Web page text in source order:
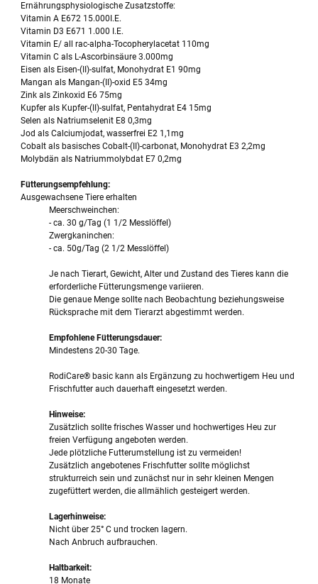
Ernährungsphysiologische Zusatzstoffe:
Vitamin A E672 15.000I.E.
Vitamin D3 E671 1.000 I.E.
Vitamin E/ all rac-alpha-Tocopherylacetat 110mg
Vitamin C als L-Ascorbinsäure 3.000mg
Eisen als Eisen-(II)-sulfat, Monohydrat E1 90mg
Mangan als Mangan-(II)-oxid E5 34mg
Zink als Zinkoxid E6 75mg
Kupfer als Kupfer-(II)-sulfat, Pentahydrat E4 15mg
Selen als Natriumselenit E8 0,3mg
Jod als Calciumjodat, wasserfrei E2 1,1mg
Cobalt als basisches Cobalt-(II)-carbonat, Monohydrat E3 2,2mg
Molybdän als Natriummolybdat E7 0,2mg
Fütterungsempfehlung:
Ausgewachsene Tiere erhalten
Meerschweinchen:
- ca. 30 g/Tag (1 1/2 Messlöffel)
Zwergkaninchen:
- ca. 50g/Tag (2 1/2 Messlöffel)
Je nach Tierart, Gewicht, Alter und Zustand des Tieres kann die
erforderliche Fütterungsmenge variieren.
Die genaue Menge sollte nach Beobachtung beziehungsweise
Rücksprache mit dem Tierarzt abgestimmt werden.
Empfohlene Fütterungsdauer:
Mindestens 20-30 Tage.
RodiCare® basic kann als Ergänzung zu hochwertigem Heu und
Frischfutter auch dauerhaft eingesetzt werden.
Hinweise:
Zusätzlich sollte frisches Wasser und hochwertiges Heu zur
freien Verfügung angeboten werden.
Jede plötzliche Futterumstellung ist zu vermeiden!
Zusätzlich angebotenes Frischfutter sollte möglichst
strukturreich sein und zunächst nur in sehr kleinen Mengen
zugefüttert werden, die allmählich gesteigert werden.
Lagerhinweise:
Nicht über 25° C und trocken lagern.
Nach Anbruch aufbrauchen.
Haltbarkeit:
18 Monate